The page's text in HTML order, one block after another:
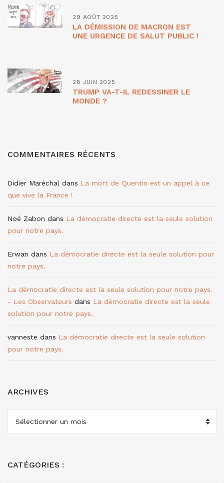
29 AOÛT 2025
LA DÉMISSION DE MACRON EST
UNE URGENCE DE SALUT PUBLIC !
28 JUIN 2025
TRUMP VA-T-IL REDESSINER LE
MONDE ?
COMMENTAIRES RÉCENTS
Didier Maréchal dans La mort de Quentin est un appel à ce
que vive la France !
Noé Zabon dans La démocratie directe est la seule solution
pour notre pays.
Erwan dans La démocratie directe est la seule solution pour
notre pays.
La démocratie directe est la seule solution pour notre pays.
- Les Observateurs dans La démocratie directe est la seule
solution pour notre pays.
vanneste dans La démocratie directe est la seule solution
pour notre pays.
ARCHIVES
CATÉGORIES :